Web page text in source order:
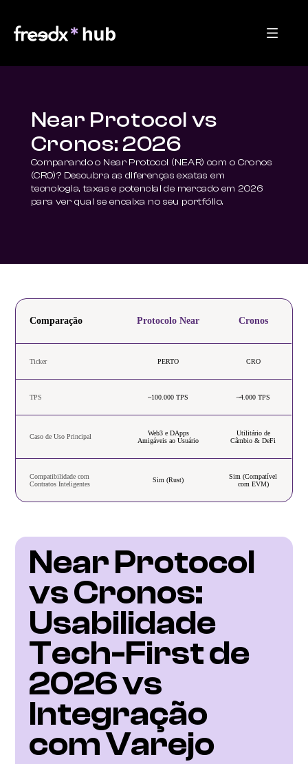
Near Protocol vs
Cronos: 2026
Comparando o Near Protocol (NEAR) com o Cronos
(CRO)? Descubra as diferenças exatas em
tecnologia, taxas e potencial de mercado em 2026
para ver qual se encaixa no seu portfólio.
Comparação Protocolo Near Cronos
Ticker PERTO CRO
TPS ~100.000 TPS ~4.000 TPS
Caso de Uso Principal
Web3 e DApps
Amigáveis ao Usuário
Utilitário de
Câmbio & DeFi
Compatibilidade com
Contratos Inteligentes
Sim (Rust)
Sim (Compatível
com EVM)
Near Protocol
vs Cronos:
Usabilidade
Tech-First de
2026 vs
Integração
com Varejo